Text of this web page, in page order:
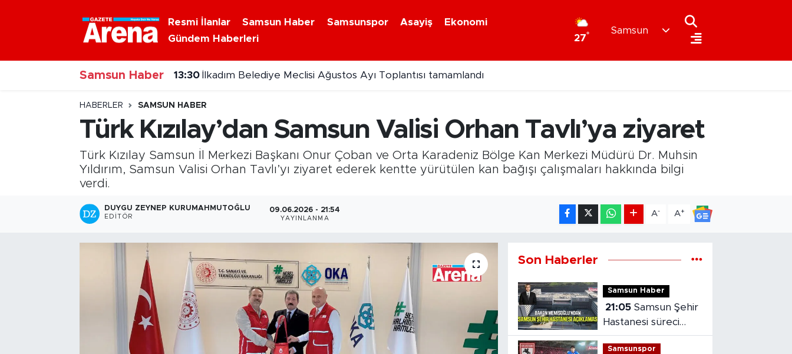
Resmi İlanlar Samsun Haber Samsunspor Asayiş
Ekonomi
Gündem Haberleri
27°
Samsun
Samsun Haber 13:30 İlkadım Belediye Meclisi Ağustos Ayı Toplantısı tamamlandı
HABERLER SAMSUN HABER
Türk Kızılay’dan Samsun Valisi Orhan Tavlı’ya ziyaret
Türk Kızılay Samsun İl Merkezi Başkanı Onur Çoban ve Orta Karadeniz Bölge Kan Merkezi Müdürü Dr. Muhsin
Yıldırım, Samsun Valisi Orhan Tavlı’yı ziyaret ederek kentte yürütülen kan bağışı çalışmaları hakkında bilgi
verdi.
DUYGU ZEYNEP KURUMAHMUTOĞLU
EDITÖR
09.06.2026 - 21:54
YAYINLANMA
A- A+
Son Haberler
Samsun Haber
21:05 Samsun Şehir
Hastanesi süreci
masaya yatırıldı
Samsunspor
Nöbetçi Eczaneler
Hava Durumu
Samsun Namaz Vakitleri
Trafik Durumu
Süper Lig Puan Durumu ve Fikstür
Son Dakika Haberleri